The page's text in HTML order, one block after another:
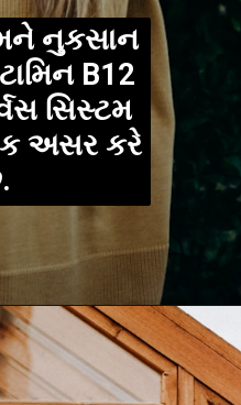
નુકસાન
B12
સિસ્ટમ
અસર કરે